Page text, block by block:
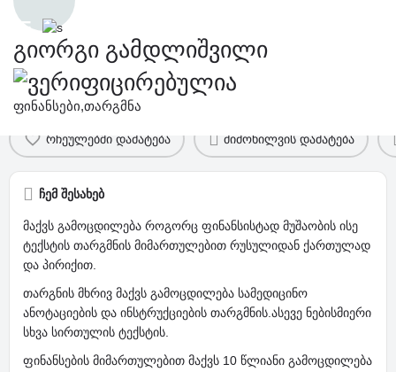
გიორგი გამდლიშვილი
ფინანსები,თარგმნა
პროფილი კომენტარები და შეფასება
რჩეულებში დამატება მიმოხილვის დამატება
ჩემ შესახებ
მაქვს გამოცდილება როგორც ფინანსისტად მუშაობის ისე
ტექსტის თარგმნის მიმართულებით რუსულიდან ქართულად
და პირიქით.
თარგნის მხრივ მაქვს გამოცდილება სამედიცინო
ანოტაციების და ინსტრუქციების თარგმნის.ასევე ნებისმიერი
სხვა სირთულის ტექსტის.
ფინანსების მიმართულებით მაქვს 10 წლიანი გამოცდილება